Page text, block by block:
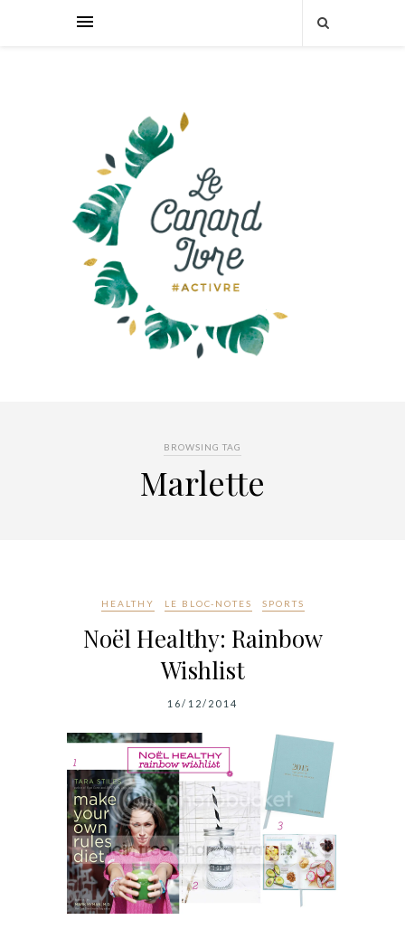
BROWSING TAG
Marlette
HEALTHY LE BLOC-NOTES SPORTS
Noël Healthy: Rainbow
Wishlist
16/12/2014